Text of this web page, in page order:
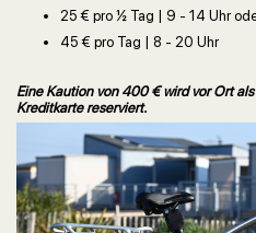
25 € pro ½ Tag | 9 - 14 Uhr
45 € pro Tag | 8 - 20 Uhr
Eine Kaution von 400 € wird vor Ort
Kreditkarte reserviert.